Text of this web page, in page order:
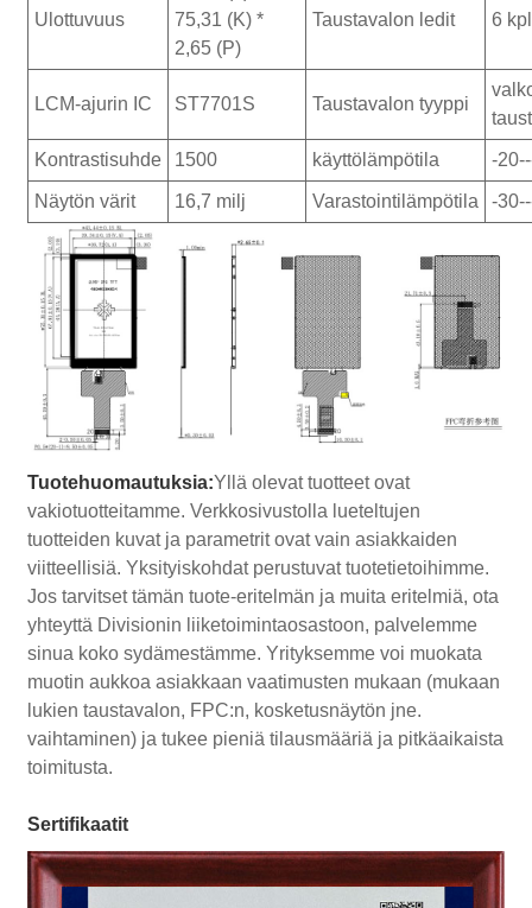
Ulottuvuus
75,31 (K) *
2,65 (P)
Taustavalon ledit 6 kpl
LCM-ajurin IC ST7701S Taustavalon tyyppi
Kontrastisuhde 1500 käyttölämpötila -
Näytön värit 16,7 milj Varastointilämpötila -
Tuotehuomautuksia:Yllä olevat tuotteet ovat
vakiotuotteitamme. Verkkosivustolla lueteltujen
tuotteiden kuvat ja parametrit ovat vain asiakkaiden
viitteellisiä. Yksityiskohdat perustuvat tuotetietoihimme.
Jos tarvitset tämän tuote-eritelmän ja muita eritelmiä, ota
yhteyttä Divisionin liiketoimintaosastoon, palvelemme
sinua koko sydämestämme. Yrityksemme voi muokata
muotin aukkoa asiakkaan vaatimusten mukaan (mukaan
lukien taustavalon, FPC:n, kosketusnäytön jne.
vaihtaminen) ja tukee pieniä tilausmääriä ja pitkäaikaista
toimitusta.
Sertifikaatit